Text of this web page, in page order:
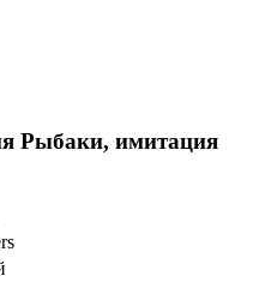
Рыбаки, имитация